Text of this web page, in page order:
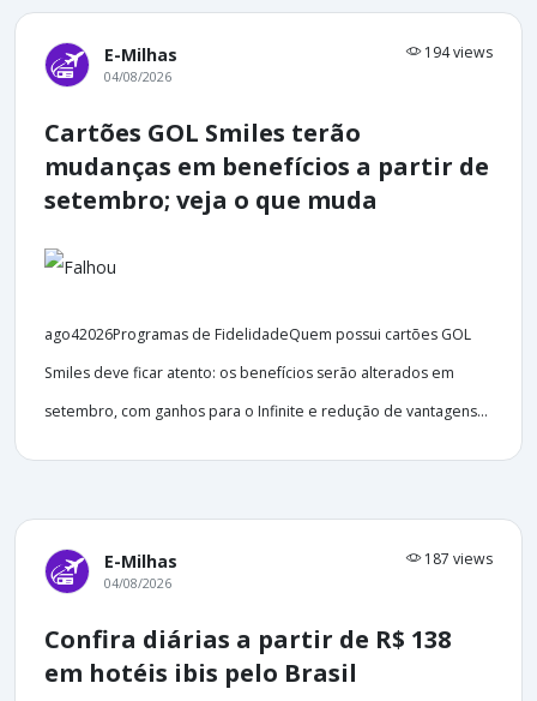
E-Milhas 194 views
04/08/2026
Cartões GOL Smiles terão
mudanças em benefícios a partir de
setembro; veja o que muda
ago42026Programas de FidelidadeQuem possui cartões GOL
Smiles deve ficar atento: os benefícios serão alterados em
setembro, com ganhos para o Infinite e redução de vantagens...
E-Milhas 187 views
04/08/2026
Confira diárias a partir de R$ 138
em hotéis ibis pelo Brasil